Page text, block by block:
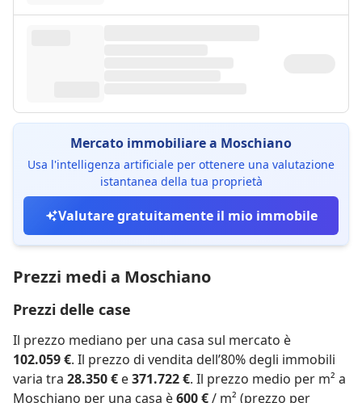
Mercato immobiliare a Moschiano
Usa l'intelligenza artificiale per ottenere una valutazione
istantanea della tua proprietà
Valutare gratuitamente il mio immobile
Prezzi medi a Moschiano
Prezzi delle case
Il prezzo mediano per una casa sul mercato è
102.059 €. Il prezzo di vendita dell’80% degli immobili
varia tra 28.350 € e371.722 €. Il prezzo medio per m² a
Moschiano per una casa è600 €/ m² (prezzo per